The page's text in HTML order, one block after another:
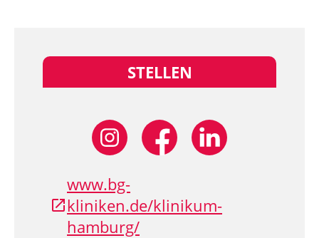
STELLEN
www.bg-
kliniken.de/klinikum-
hamburg/